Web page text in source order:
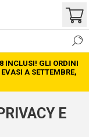
INCLUSI! GLI ORDINI
A SETTEMBRE,
E